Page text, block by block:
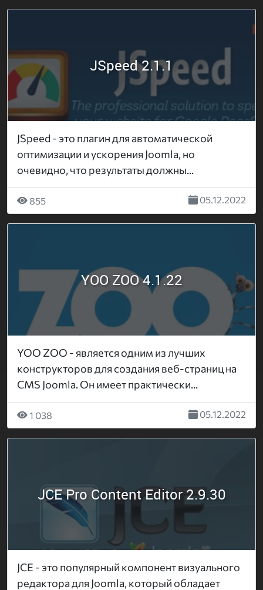
JSpeed 2.1.1
JSpeed ​​- это плагин для автоматической
оптимизации и ускорения Joomla, но
очевидно, что результаты должны...
855 05.12.2022
YOO ZOO 4.1.22
YOO ZOO - является одним из лучших
конструкторов для создания веб-страниц на
CMS Joomla. Он имеет практически...
1 038 05.12.2022
JCE Pro Content Editor 2.9.30
JCE - это популярный компонент визуального
редактора для Joomla, который обладает